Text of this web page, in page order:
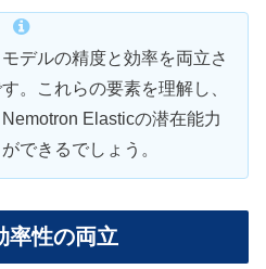
デルの精度と効率を両立さ
。これらの要素を理解し、
Elasticの潜在能力
できるでしょう。
率性の両立